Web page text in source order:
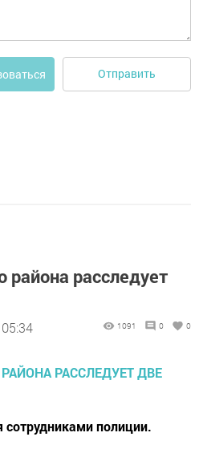
Отправить
района расследует
1091 0 0
полиции.